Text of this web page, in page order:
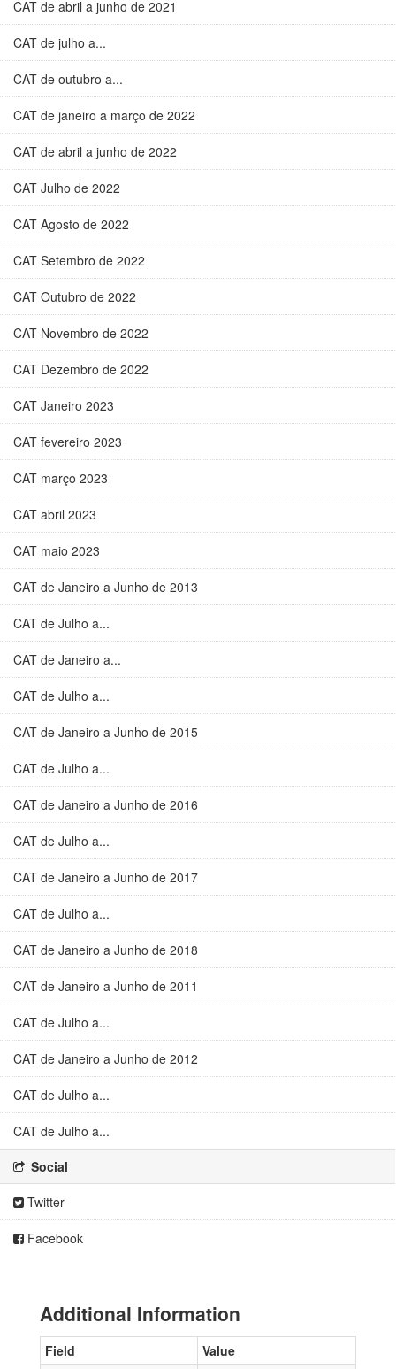
CAT de abril a junho de 2021
CAT de julho a...
CAT de outubro a...
CAT de janeiro a março de 2022
CAT de abril a junho de 2022
CAT Julho de 2022
CAT Agosto de 2022
CAT Setembro de 2022
CAT Outubro de 2022
CAT Novembro de 2022
CAT Dezembro de 2022
CAT Janeiro 2023
CAT fevereiro 2023
CAT março 2023
CAT abril 2023
CAT maio 2023
CAT de Janeiro a Junho de 2013
CAT de Julho a...
CAT de Janeiro a...
CAT de Julho a...
CAT de Janeiro a Junho de 2015
CAT de Julho a...
CAT de Janeiro a Junho de 2016
CAT de Julho a...
CAT de Janeiro a Junho de 2017
CAT de Julho a...
CAT de Janeiro a Junho de 2018
CAT de Janeiro a Junho de 2011
CAT de Julho a...
CAT de Janeiro a Junho de 2012
CAT de Julho a...
CAT de Julho a...
Social
Twitter
Facebook
Additional Information
Field
Value